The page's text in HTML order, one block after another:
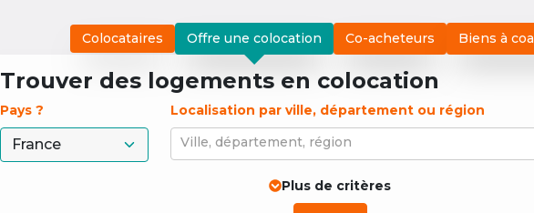
Colocataires Offre une colocation Co-acheteurs Biens à
Trouver des logements en colocation
Pays ?
Localisation par ville, département ou région
Ville, département, région
Plus de critères